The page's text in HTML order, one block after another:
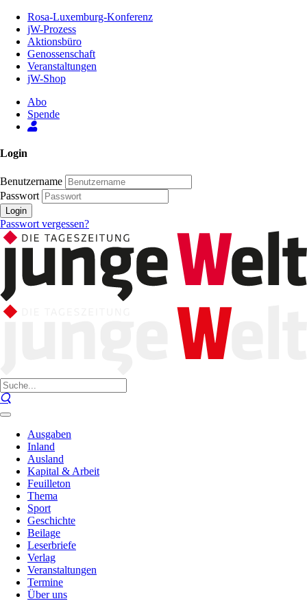
Inhalt
Seite
Rosa-Luxemburg-Konferenz
jW-Prozess
Aktionsbüro
Genossenschaft
Veranstaltungen
jW-Shop
Abo
Spende
Login
Benutzername
Passwort
Login
Passwort vergessen?
Ausgaben
Inland
Ausland
Kapital & Arbeit
Feuilleton
Thema
Sport
Geschichte
Beilage
Leserbriefe
Verlag
Veranstaltungen
Termine
Über uns